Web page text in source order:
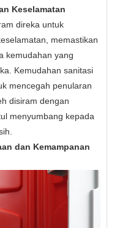
Keselamatan
direka untuk
memastikan
kemudahan yang
Kemudahan sanitasi
mencegah penularan
disiram dengan
menyumbang kepada
dan Kemampanan